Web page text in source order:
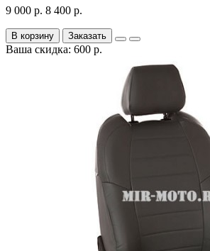
9 000 р. 8 400 р.
В корзину Заказать
Ваша скидка: 600 р.